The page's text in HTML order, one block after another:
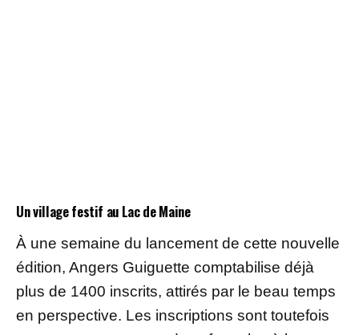
Un village festif au Lac de Maine
À une semaine du lancement de cette nouvelle
édition, Angers Guiguette comptabilise déjà
plus de 1400 inscrits, attirés par le beau temps
en perspective. Les inscriptions sont toutefois